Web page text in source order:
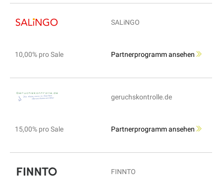
SALiNGO
10,00% pro Sale Partnerprogramm ansehen
geruchskontrolle.de
15,00% pro Sale Partnerprogramm ansehen
FINNTO